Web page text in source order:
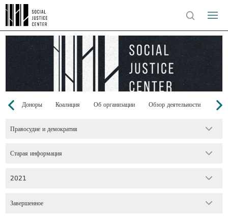
Доноры Коалиция Об организации Обзор деятельности
Правосудие и демократия
Старая информация
2021
Завершенное